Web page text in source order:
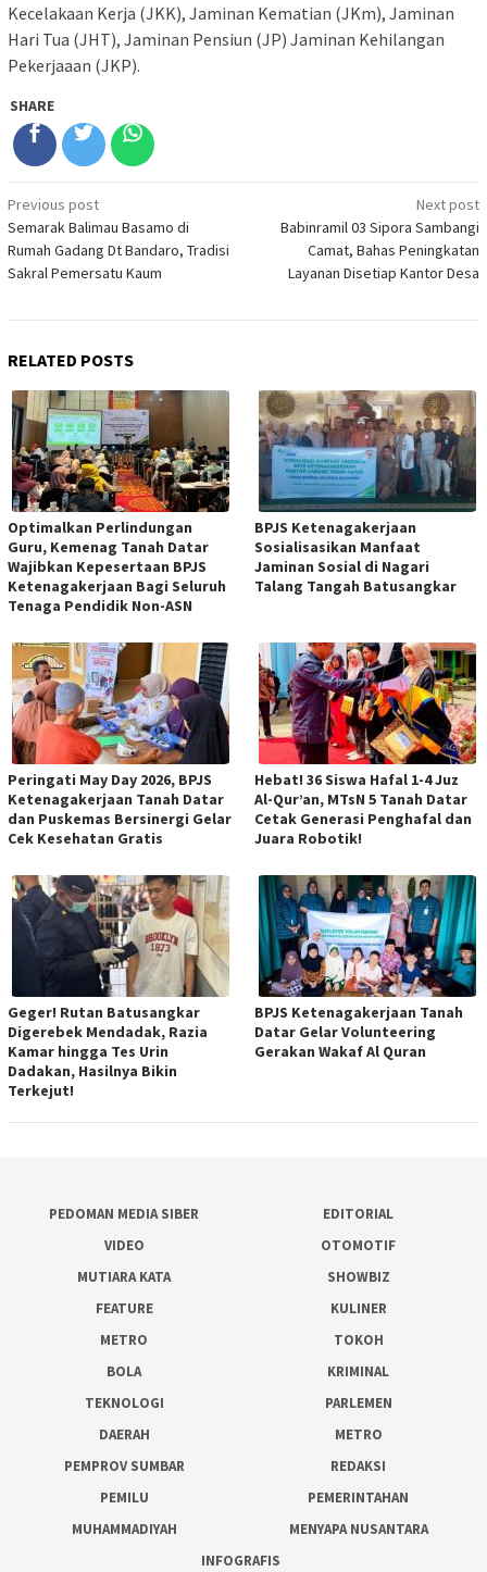
Kecelakaan Kerja (JKK), Jaminan Kematian (JKm), Jaminan
Hari Tua (JHT), Jaminan Pensiun (JP) Jaminan Kehilangan
Pekerjaaan (JKP).
SHARE
Post
navigation
Previous post
Semarak Balimau Basamo di
Rumah Gadang Dt Bandaro, Tradisi
Sakral Pemersatu Kaum
Next post
Babinramil 03 Sipora Sambangi
Camat, Bahas Peningkatan
Layanan Disetiap Kantor Desa
RELATED POSTS
Optimalkan Perlindungan
Guru, Kemenag Tanah Datar
Wajibkan Kepesertaan BPJS
Ketenagakerjaan Bagi Seluruh
Tenaga Pendidik Non-ASN
BPJS Ketenagakerjaan
Sosialisasikan Manfaat
Jaminan Sosial di Nagari
Talang Tangah Batusangkar
Peringati May Day 2026, BPJS
Ketenagakerjaan Tanah Datar
dan Puskemas Bersinergi Gelar
Cek Kesehatan Gratis
Hebat! 36 Siswa Hafal 1-4 Juz
Al-Qur’an, MTsN 5 Tanah Datar
Cetak Generasi Penghafal dan
Juara Robotik!
Geger! Rutan Batusangkar
Digerebek Mendadak, Razia
Kamar hingga Tes Urin
Dadakan, Hasilnya Bikin
Terkejut!
BPJS Ketenagakerjaan Tanah
Datar Gelar Volunteering
Gerakan Wakaf Al Quran
PEDOMAN MEDIA SIBER
EDITORIAL
VIDEO
OTOMOTIF
MUTIARA KATA
SHOWBIZ
FEATURE
KULINER
METRO
TOKOH
BOLA
KRIMINAL
TEKNOLOGI
PARLEMEN
DAERAH
METRO
PEMPROV SUMBAR
REDAKSI
PEMILU
PEMERINTAHAN
MUHAMMADIYAH
MENYAPA NUSANTARA
INFOGRAFIS